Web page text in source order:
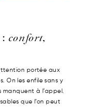
confort,
portée aux
On les enfile sans y
manquent à l’appel.
que l’on peut